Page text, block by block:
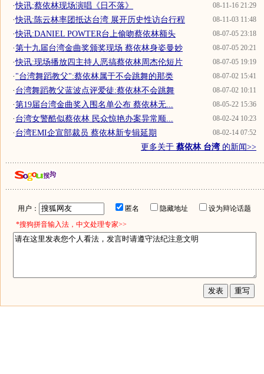
08-11-16 21:29
·快讯;蔡依林现场演唱《日不落》
08-11-03 11:48
·快讯:陈云林率团抵达台湾 展开历史性访台行程
08-07-05 23:18
·快讯:DANIEL POWTER台上偷吻蔡依林额头
08-07-05 20:21
·第十九届台湾金曲奖颁奖现场 蔡依林身姿曼妙
08-07-05 19:19
·快讯:现场播放四主持人恶搞蔡依林周杰伦短片
08-07-02 15:41
·"台湾舞蹈教父":蔡依林属于不会跳舞的那类
08-07-02 10:11
·台湾舞蹈教父蓝波点评爱徒:蔡依林不会跳舞
08-05-22 15:36
·第19届台湾金曲奖入围名单公布 蔡依林无...
08-02-24 10:23
·台湾女警酷似蔡依林 民众惊艳办案异常顺...
08-02-14 07:52
·台湾EMI企宣部裁员 蔡依林新专辑延期
更多关于 蔡依林 台湾的新闻>>
用户： 匿名 隐藏地址
设为辩论话题
*搜狗拼音输入法，中文处理专家>>